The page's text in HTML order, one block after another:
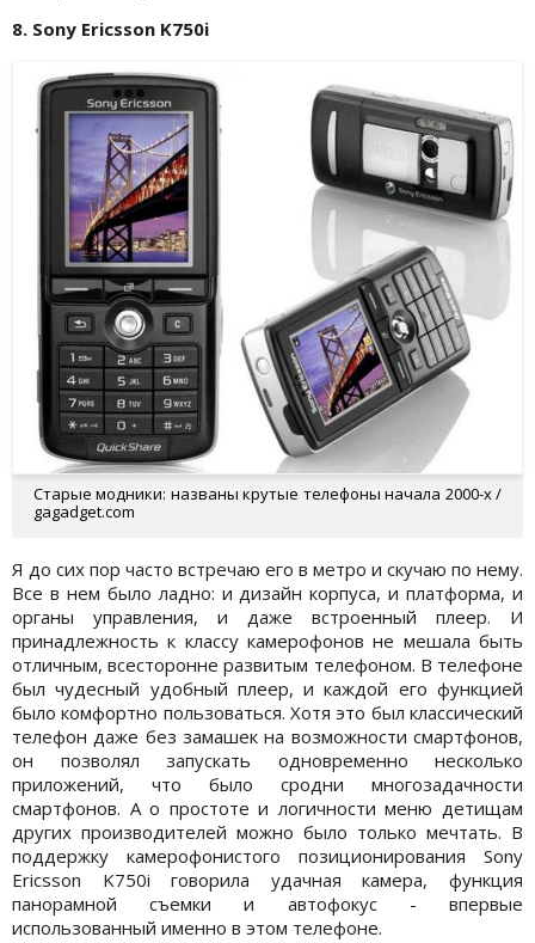
8. Sony Ericsson K750i
Старые модники: названы крутые телефоны начала 2000-х /
gagadget.com
Я до сих пор часто встречаю его в метро и скучаю по нему.
Все в нем было ладно: и дизайн корпуса, и платформа, и
органы управления, и даже встроенный плеер. И
принадлежность к классу камерофонов не мешала быть
отличным, всесторонне развитым телефоном. В телефоне
был чудесный удобный плеер, и каждой его функцией
было комфортно пользоваться. Хотя это был классический
телефон даже без замашек на возможности смартфонов,
он позволял запускать одновременно несколько
приложений, что было сродни многозадачности
смартфонов. А о простоте и логичности меню детищам
других производителей можно было только мечтать. В
поддержку камерофонистого позиционирования Sony
Ericsson K750i говорила удачная камера, функция
панорамной съемки и автофокус - впервые
использованный именно в этом телефоне.